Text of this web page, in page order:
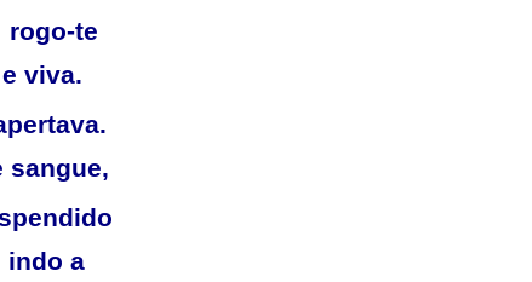
rogo-te
viva.
sangue,
indo a